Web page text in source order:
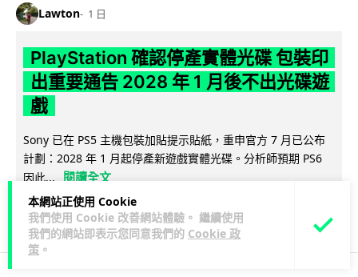
本網站正使用 Cookie
我們使用 Cookie 改善網站體驗。 繼續使用
我們的網站即表示您同意我們的 Cookie 政
策 。
Lawton 1 日
PlayStation 確認停產實體光碟 包裝印
出重要通告 2028 年 1 月後不出光碟遊
戲
Sony 已在 PS5 主機包裝加貼提示貼紙，重申官方 7 月已公布
計劃：2028 年 1 月起停產新遊戲實體光碟。分析師預期 PS6
因此...
閱讀全文
174 78 ↗ 分享